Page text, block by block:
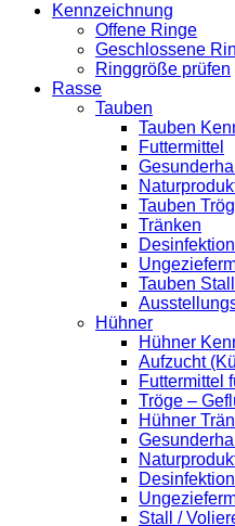
Kennzeichnung
Offene Ringe
Geschlossene
Ringgröße prüfen
Rasse
Tauben
Tauben
Futtermittel
Tauben
Tränken
Tauben
Hühner
Hühner
Aufzucht
Futtermittel
Tröge –
Hühner
Stall /